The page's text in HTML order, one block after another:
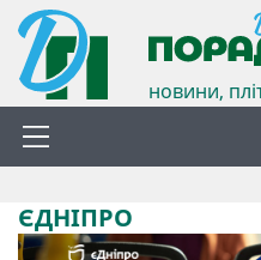
новини,
ЄДНІПРО